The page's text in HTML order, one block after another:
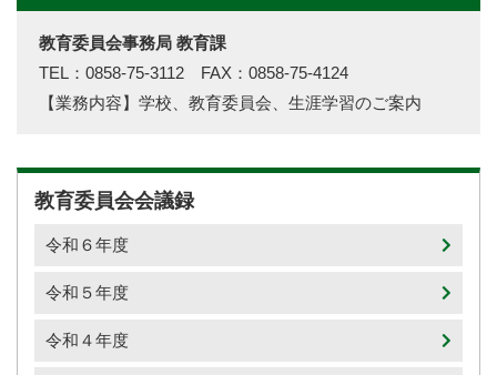
教育委員会事務局 教育課
TEL：0858-75-3112 FAX：0858-75-4124
【業務内容】学校、教育委員会、生涯学習のご案内
教育委員会会議録
令和６年度
令和５年度
令和４年度